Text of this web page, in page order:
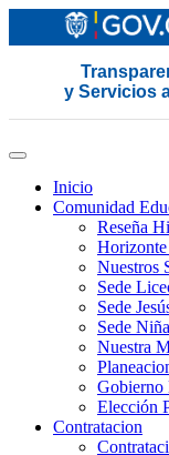
y Servicios
Inicio
Comunidad
Reseña
Nuestros
Sede
Sede
Sede
Nuestra
Gobierno
Elección
Contratacion